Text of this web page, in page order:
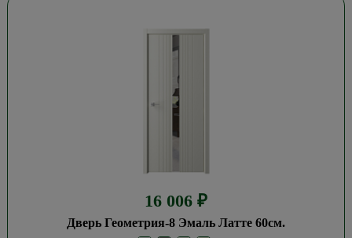
16 006 ₽
Дверь Геометрия-8 Эмаль Латте 60см.